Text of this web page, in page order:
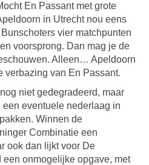
En Passant met grote
in Utrecht nou eens
vier matchpunten
voorsprong. Dan mag je de
Alleen… Apeldoorn
verbazing van En Passant.
niet gedegradeerd, maar
eventuele nederlaag in
Winnen de
Combinatie een
ook dan lijkt voor De
onmogelijke opgave, met